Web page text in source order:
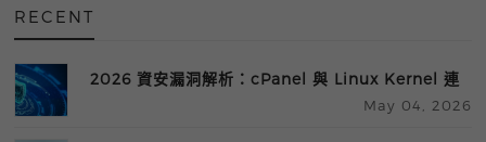
RECENT
2026 資安漏洞解析：cPanel 與 Linux Kernel 連
May 04, 2026